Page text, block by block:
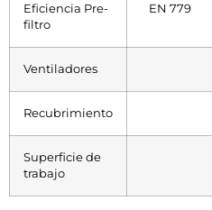
Eficiencia Pre-
filtro
EN 779
Ventiladores
Recubrimiento
Superficie de
trabajo